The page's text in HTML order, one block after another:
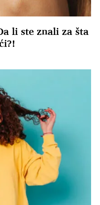
li ste znali za šta